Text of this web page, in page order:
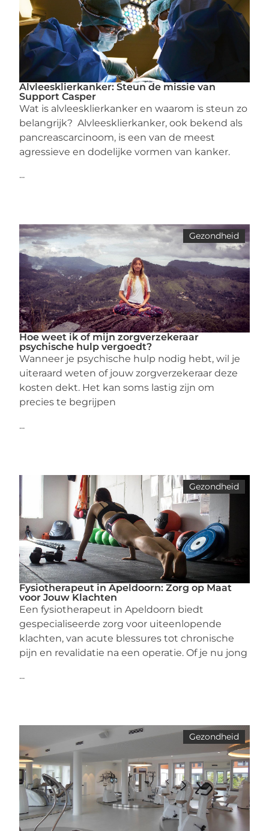
Alvleesklierkanker: Steun de missie van
Support Casper
Wat is alvleesklierkanker en waarom is steun zo
belangrijk? Alvleesklierkanker, ook bekend als
pancreascarcinoom, is een van de meest
agressieve en dodelijke vormen van kanker.
...
Gezondheid
Hoe weet ik of mijn zorgverzekeraar
psychische hulp vergoedt?
Wanneer je psychische hulp nodig hebt, wil je
uiteraard weten of jouw zorgverzekeraar deze
kosten dekt. Het kan soms lastig zijn om
precies te begrijpen
...
Gezondheid
Fysiotherapeut in Apeldoorn: Zorg op Maat
voor Jouw Klachten
Een fysiotherapeut in Apeldoorn biedt
gespecialiseerde zorg voor uiteenlopende
klachten, van acute blessures tot chronische
pijn en revalidatie na een operatie. Of je nu jong
...
Gezondheid